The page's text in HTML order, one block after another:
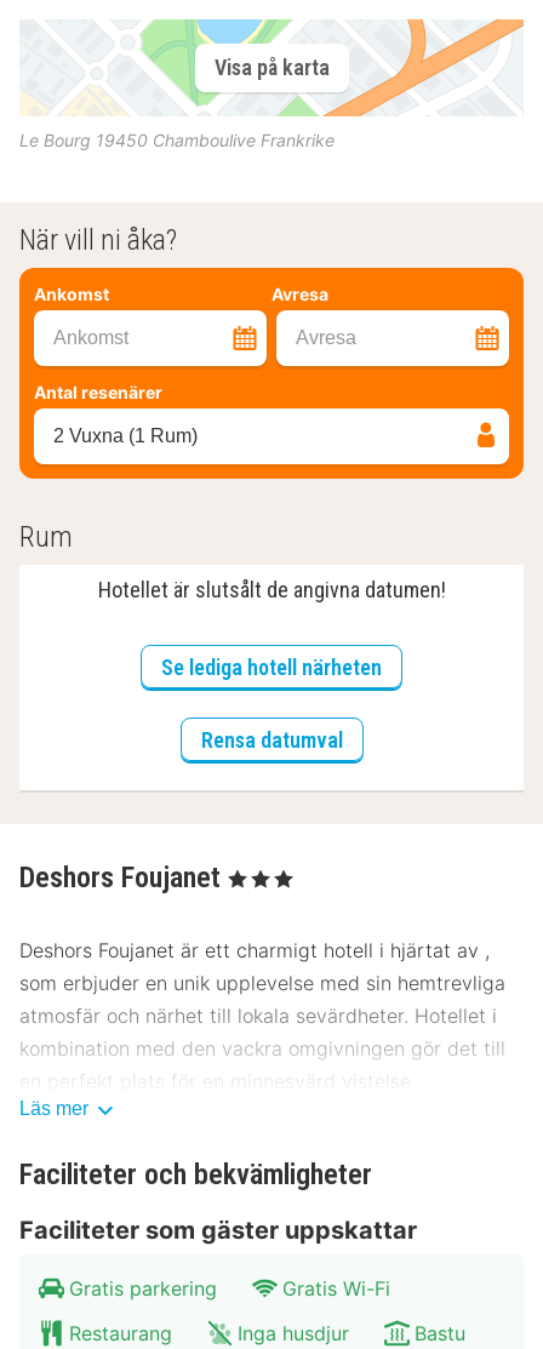
Visa på karta
Le Bourg 19450 Chamboulive Frankrike
När vill ni åka?
Ankomst Avresa
Ankomst Avresa
Antal resenärer
2 Vuxna (1 Rum)
Rum
Hotellet är slutsålt de angivna datumen!
Se lediga hotell närheten
Rensa datumval
Deshors Foujanet , 3 Stjärnor
Deshors Foujanet är ett charmigt hotell i hjärtat av ,
som erbjuder en unik upplevelse med sin hemtrevliga
atmosfär och närhet till lokala sevärdheter. Hotellet i
kombination med den vackra omgivningen gör det till
en perfekt plats för en minnesvärd vistelse.
Hotellet ligger centralt i , och erbjuder enkel åtkomst
promenad från huvudtorget och stadens mest kända
museer. Området är perfekt för dig som vill utforska
kulturen och historien i . Offentlig transport är
lättillgänglig med buss- och tågstationer i närheten,
Läs mer
Faciliteter och bekvämligheter
Faciliteter som gäster uppskattar
Gratis parkering
Gratis Wi-Fi
Restaurang
Inga husdjur
Bastu